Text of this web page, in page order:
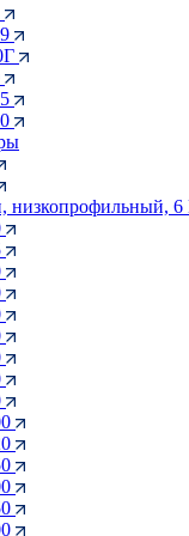
низкопрофильный,